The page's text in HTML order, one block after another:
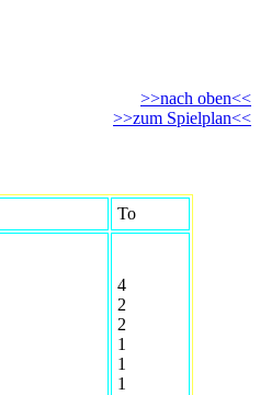
>>nach oben<<
>>zum Spielplan<<
To
4
2
2
1
1
1